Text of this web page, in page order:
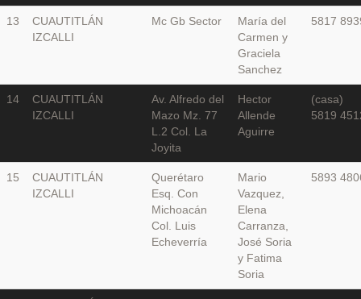
13
CUAUTITLÁN
IZCALLI
Mc Gb Sector
María del
Carmen y
Graciela
Sanchez
5817
14
CUAUTITLÁN
IZCALLI
Av. Alfredo del
Mazo Mz. 77
L.2 Col. La
Joyita
Hector
Allende
Aguirre
(casa)
5819
15
CUAUTITLÁN
IZCALLI
Querétaro
Esq. Con
Michoacán
Col. Luis
Echeverría
Mario
Vazquez,
Elena
Carranza,
José Soria
y Fatima
Soria
5893